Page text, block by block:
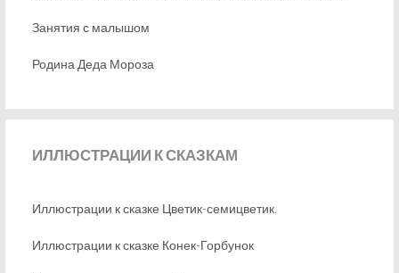
Занятия с малышом
Родина Деда Мороза
ИЛЛЮСТРАЦИИ К СКАЗКАМ
Иллюстрации к сказке Цветик-семицветик.
Иллюстрации к сказке Конек-Горбунок